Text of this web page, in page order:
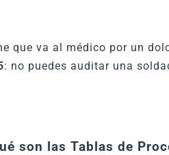
que va al médico por un
: no puedes auditar una
son las Tablas de